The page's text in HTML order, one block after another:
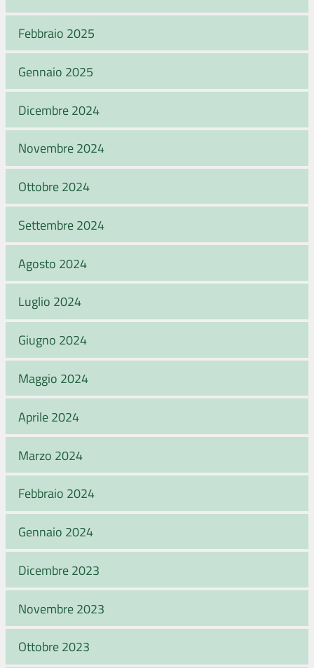
Febbraio 2025
Gennaio 2025
Dicembre 2024
Novembre 2024
Ottobre 2024
Settembre 2024
Agosto 2024
Luglio 2024
Giugno 2024
Maggio 2024
Aprile 2024
Marzo 2024
Febbraio 2024
Gennaio 2024
Dicembre 2023
Novembre 2023
Ottobre 2023